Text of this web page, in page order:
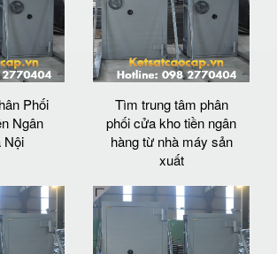
Phối
Ngân
Nội
Tìm trung tâm phân
phối cửa kho tiền ngân
hàng từ nhà máy sản
xuất